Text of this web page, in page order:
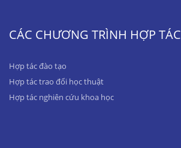
CÁC CHƯƠNG TRÌNH HỢP TÁC
Hợp tác đào tạo
Hợp tác trao đổi học thuật
Hợp tác nghiên cứu khoa học